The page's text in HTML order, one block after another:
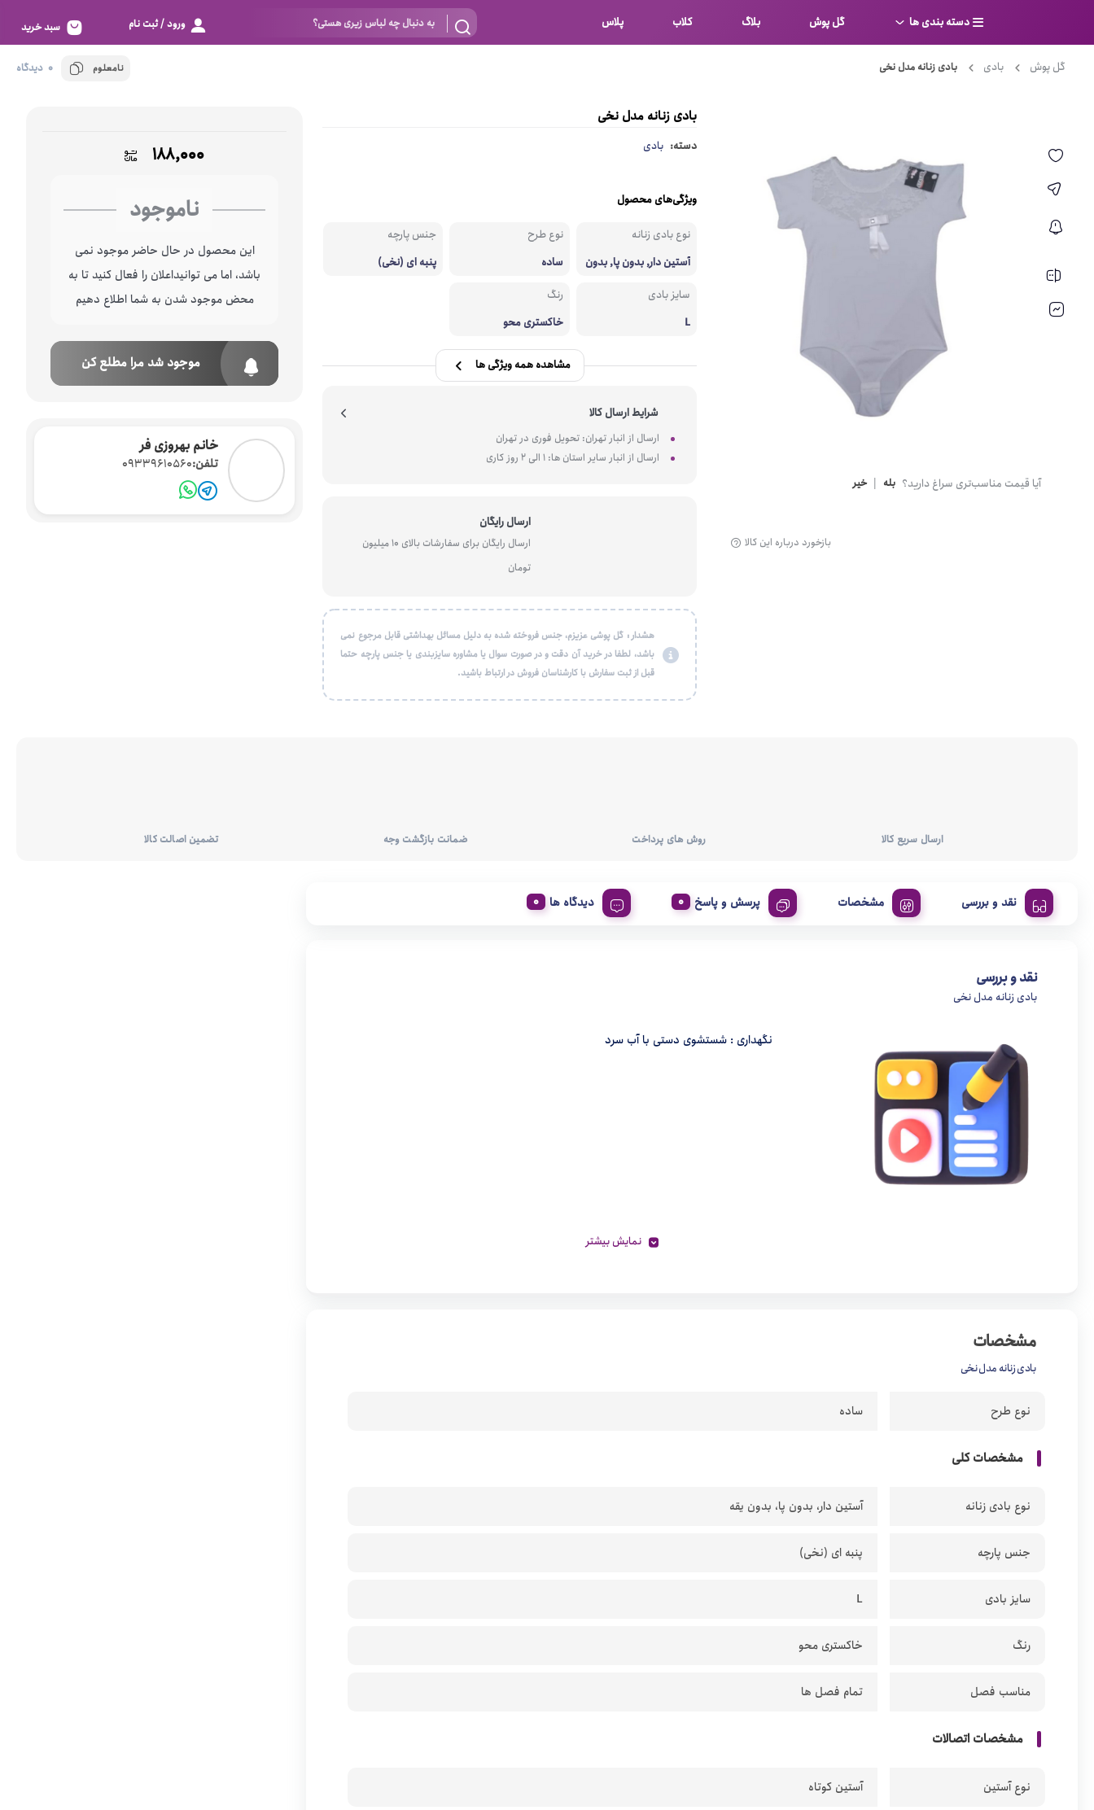
دسته بندی ها
سوتین
بزرگ 80
زیادی خیلی بزرگ 95
نگم برات 105
لباس خواب
کاستوم
گل پوش بلاگ کلاب پلاس ورود / ثبت نام سبد خرید
گل پوش بادی بادی زنانه مدل نخی نامعلوم 0 دیدگاه
آیا قیمت مناسب‌تری سراغ دارید؟ بله خیر
بازخورد درباره این کالا
بادی زنانه مدل نخی
دسته: بادی
ویژگی‌های محصول
نوع بادی زنانه
آستین دار, بدون پا, بدون
نوع طرح
ساده
جنس پارچه
پنبه ای (نخی)
سایز بادی
L
رنگ
خاکستری محو
مشاهده همه ویژگی ها
شرایط ارسال کالا
ارسال از انبار تهران: تحویل فوری در تهران
ارسال از انبار سایر استان ها: 1 الی 2 روز کاری
ارسال رایگان
ارسال رایگان برای سفارشات بالای 10 میلیون
تومان
هشدار : گل پوشی عزیزم، جنس فروخته شده به دلیل مسائل بهداشتی قابل مرجوع نمی
باشد، لطفا در خرید آن دقت و در صورت سوال یا مشاوره سایزبندی یا جنس پارچه حتما
قبل از ثبت سفارش با کارشناسان فروش در ارتباط باشید.
۱۸۸,۰۰۰
ناموجود
این محصول در حال حاضر موجود نمی
باشد، اما می توانیداعلان را فعال کنید تا به
محض موجود شدن به شما اطلاع دهیم
موجود شد مرا مطلع کن
خانم بهروزی فر
تلفن:09339610560
ارسال سریع کالا روش های پرداخت ضمانت بازگشت وجه تضمین اصالت کالا
نقد و بررسی مشخصات پرسش و پاسخ دیدگاه ها
نقد و بررسی
بادی زنانه مدل نخی
نگهداری : شستشوی دستی با آب سرد
نمایش بیشتر
مشخصات
بادی زنانه مدل نخی
نوع طرح ساده
مشخصات کلی
نوع بادی زنانه آستین دار، بدون پا، بدون یقه
جنس پارچه پنبه ای (نخی)
سایز بادی L
رنگ خاکستری محو
مناسب فصل تمام فصل ها
مشخصات اتصالات
نوع آستین آستین کوتاه